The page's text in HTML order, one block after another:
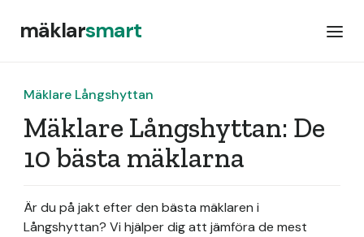
mäklarsmart
Mäklare Långshyttan
Mäklare Långshyttan: De
10 bästa mäklarna
Är du på jakt efter den bästa mäklaren i
Långshyttan? Vi hjälper dig att jämföra de mest